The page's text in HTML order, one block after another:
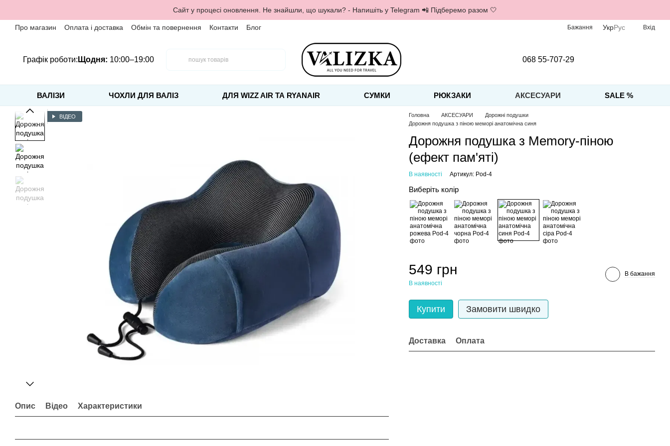
Сайт у процесі оновлення. Не знайшли, що шукали? - Напишіть у Telegram 📲 Підберемо разом 🤍
Про магазин Оплата і доставка Обмін та повернення Контакти Блог Бажання УкрРус Вхід
Графік роботи: Щодня: 10:00–19:00 068 55-707-29
ВАЛІЗИ ЧОХЛИ ДЛЯ ВАЛІЗ ДЛЯ WIZZ AIR ТА RYANAIR СУМКИ РЮКЗАКИ АКСЕСУАРИ SALE %
ВІДЕО
Опис Відео Характеристики
Головна АКСЕСУАРИ
Дорожні подушки
Дорожня подушка з піною меморі анатомічна синя
Дорожня подушка з Memory-піною
(ефект пам'яті)
В наявності Артикул: Pod-4
Виберіть колір
549 грн
В наявності
В бажання
Купити Замовити швидко
Доставка Оплата